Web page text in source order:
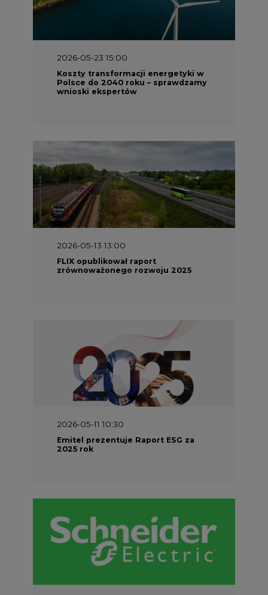
Koszty transformacji energetyki w
Polsce do 2040 roku – sprawdzamy
wnioski ekspertów
2026-05-13 13:00
FLIX opublikował raport
zrównoważonego rozwoju 2025
2026-05-11 10:30
Emitel prezentuje Raport ESG za
2025 rok
2026-04-27 06:30
Electric